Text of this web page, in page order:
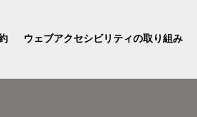
ウェブアクセシビリティの取り組み